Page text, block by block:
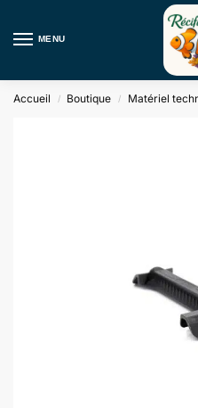
MENU
Accueil / Boutique / Matériel